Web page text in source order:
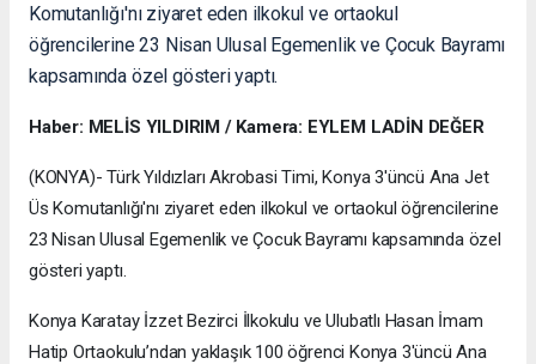
Komutanlığı'nı ziyaret eden ilkokul ve ortaokul
öğrencilerine 23 Nisan Ulusal Egemenlik ve Çocuk Bayramı
kapsamında özel gösteri yaptı.
Haber: MELİS YILDIRIM / Kamera: EYLEM LADİN DEĞER
(KONYA)- Türk Yıldızları Akrobasi Timi, Konya 3'üncü Ana Jet
Üs Komutanlığı'nı ziyaret eden ilkokul ve ortaokul öğrencilerine
23 Nisan Ulusal Egemenlik ve Çocuk Bayramı kapsamında özel
gösteri yaptı.
Konya Karatay İzzet Bezirci İlkokulu ve Ulubatlı Hasan İmam
Hatip Ortaokulu’ndan yaklaşık 100 öğrenci Konya 3'üncü Ana